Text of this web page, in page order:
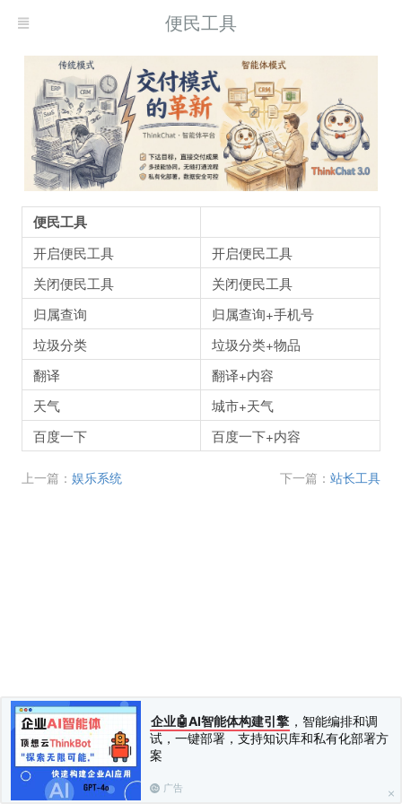
企业🤖AI智能体构建引擎 ，智能编排和调
试，一键部署，支持知识库和私有化部署方
案
广告
便民工具
便民工具
开启便民工具
开启便民工具
关闭便民工具
关闭便民工具
归属查询
归属查询+手机号
垃圾分类
垃圾分类+物品
翻译
翻译+内容
天气
城市+天气
百度一下
百度一下+内容
上一篇： 娱乐系统 下一篇： 站长工具